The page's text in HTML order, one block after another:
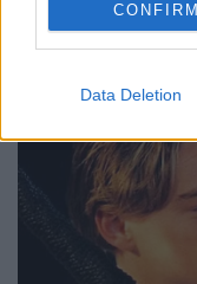
CONFIRM
Data Deletion
3 Galles